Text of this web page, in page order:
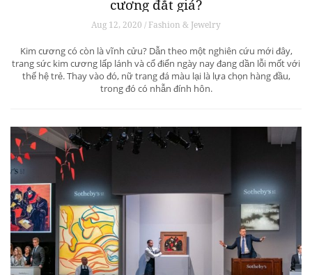
cương đắt giá?
Aug 12, 2020 / Fashion & Jewelry
Kim cương có còn là vĩnh cửu? Dẫn theo một nghiên cứu mới đây,
trang sức kim cương lấp lánh và cổ điển ngày nay đang dần lỗi mốt với
thế hệ trẻ. Thay vào đó, nữ trang đá màu lại là lựa chọn hàng đầu,
trong đó có nhẫn đính hôn.